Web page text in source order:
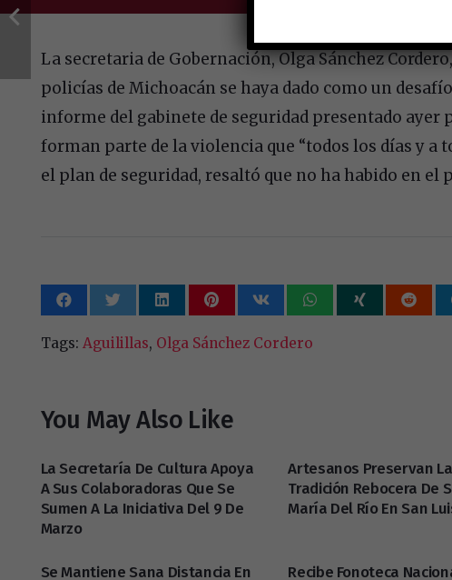
La secretaria de Gobernación, Olga Sánchez
policías de Michoacán se haya dado como un
informe del gabinete de seguridad presentado ayer
forman parte de la violencia que
todos los días y a
el plan de seguridad, resaltó que no ha habido en
Tags: Aguilillas, Olga Sánchez Cordero
You May Also Like
La Secretaría De Cultura Apoya
A Sus Colaboradoras Que Se
Sumen A La Iniciativa Del 9 De
Marzo
Artesanos Preservan La
Tradición Rebocera De
María Del Río En San
Se Mantiene Sana Distancia En Recibe Fonoteca